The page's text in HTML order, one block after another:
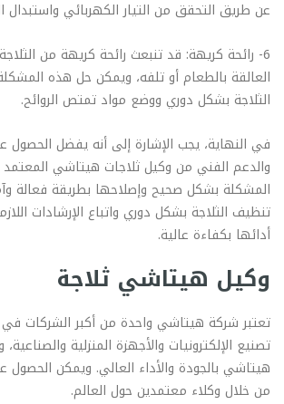
عن طريق التحقق من التيار الكهربائي واستبدال
6- رائحة كريهة: قد تنبعث رائحة كريهة من
العالقة بالطعام أو تلفه، ويمكن حل هذه
الثلاجة بشكل دوري ووضع مواد تمتص الروائح.
في النهاية، يجب الإشارة إلى أنه يفضل الحصول
والدعم الفني من وكيل ثلاجات هيتاشي
المشكلة بشكل صحيح وإصلاحها بطريقة فعالة
تنظيف الثلاجة بشكل دوري واتباع الإرشادات
أدائها بكفاءة عالية.
وكيل هيتاشي ثلاجة
تعتبر شركة هيتاشي واحدة من أكبر الشركات
تصنيع الإلكترونيات والأجهزة المنزلية والصناعية،
هيتاشي بالجودة والأداء العالي. ويمكن
من خلال وكلاء معتمدين حول العالم.